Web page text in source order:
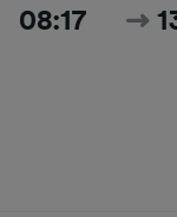
08:17